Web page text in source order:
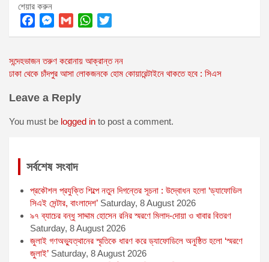
শেয়ার করুন
F
c
e
o
M
s
s
g
G
a
i
W
a
t
A
p
T
i
t
r
Post
navigation
সন্দেহভাজন তরুণ করোনায় আক্রান্ত নন
ঢাকা থেকে চাঁদপুর আসা লোকজনকে হোম কোয়ারেন্টাইনে থাকতে হবে : সিএস
Leave a Reply
You must be logged in to post a comment.
সর্বশেষ সংবাদ
প্রকৌশল প্রযুক্তি শিল্পে নতুন দিগন্তের সূচনা : উদ্বোধন হলো ‘ড্যাফোডিল
সিএই সেন্টার, বাংলাদেশ’ Saturday, 8 August 2026
৯৭ ব্যাচের বন্ধু সাদ্দাম হোসেন রনির স্মরণে মিলাদ-দোয়া ও খাবার বিতরণ
Saturday, 8 August 2026
জুলাই গণঅভ্যুত্থানের স্মৃতিকে ধারণ করে ড্যাফোডিলে অনুষ্ঠিত হলো ‘স্মরণে
জুলাই’ Saturday, 8 August 2026